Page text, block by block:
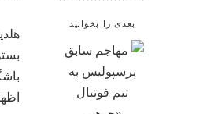
بعدی را بخوانید